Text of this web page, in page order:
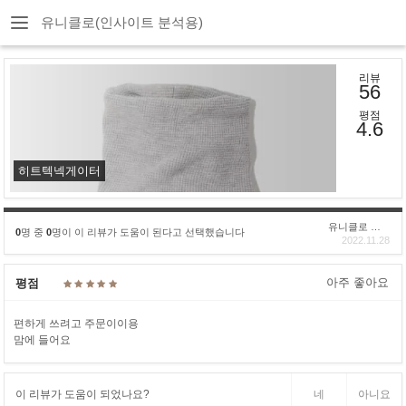
유니클로(인사이트 분석용)
히트텍넥게이터
리뷰
56
평점
4.6
0명 중 0명이 이 리뷰가 도움이 된다고 선택했습니다
2022.11.28
평점 아주 좋아요
편하게 쓰려고 주문이이용
맘에 들어요
이 리뷰가 도움이 되었나요? 네 아니요